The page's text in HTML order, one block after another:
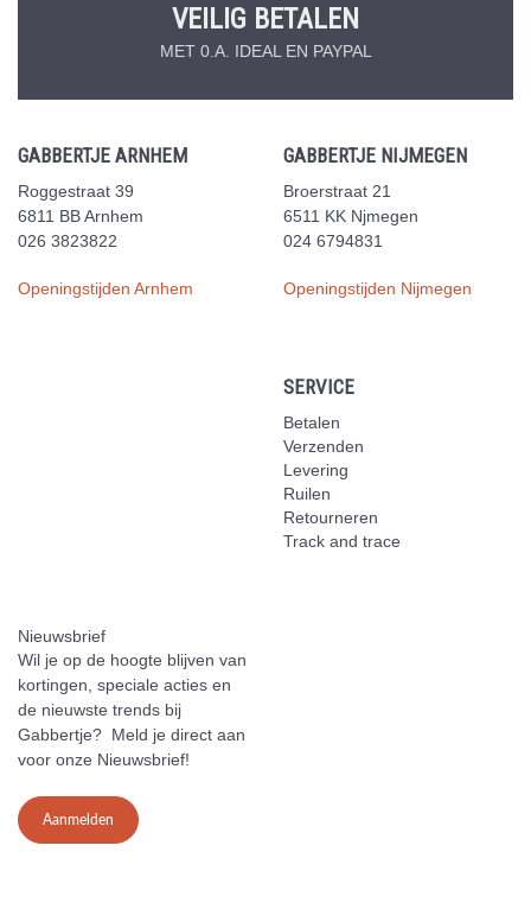
VEILIG BETALEN
MET 0.A. IDEAL EN PAYPAL
GABBERTJE ARNHEM
Roggestraat 39
6811 BB Arnhem
026 3823822
Openingstijden Arnhem
GABBERTJE NIJMEGEN
Broerstraat 21
6511 KK Njmegen
024 6794831
Openingstijden Nijmegen
SERVICE
Betalen
Verzenden
Levering
Ruilen
Retourneren
Track and trace
Nieuwsbrief
Wil je op de hoogte blijven van
kortingen, speciale acties en
de nieuwste trends bij
Gabbertje? Meld je direct aan
voor onze Nieuwsbrief!
Aanmelden